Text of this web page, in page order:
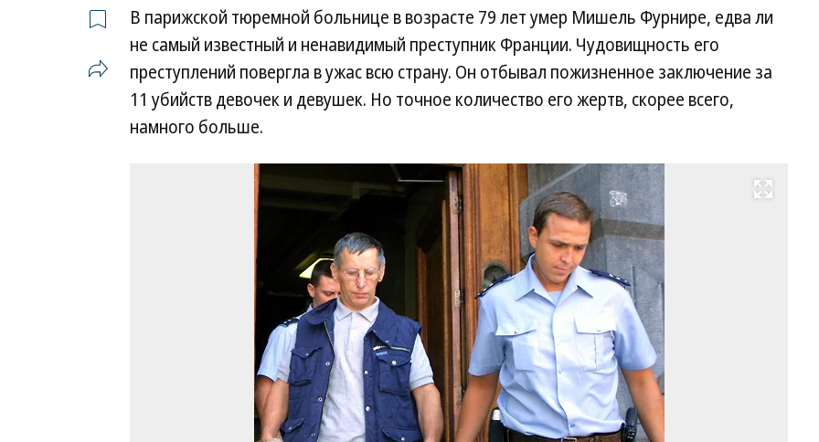
В парижской тюремной больнице в возрасте 79 лет умер Мишель Фурнире, едва ли
не самый известный и ненавидимый преступник Франции. Чудовищность его
преступлений повергла в ужас всю страну. Он отбывал пожизненное заключение за
11 убийств девочек и девушек. Но точное количество его жертв, скорее всего,
намного больше.
Развернуть на весь экран